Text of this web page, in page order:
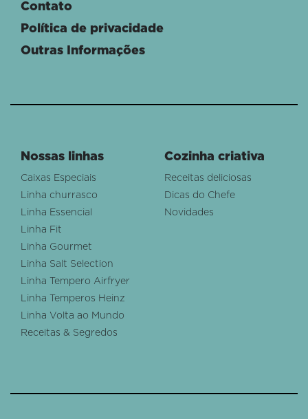
Contato
Política de privacidade
Outras Informações
Nossas linhas
Caixas Especiais
Linha churrasco
Linha Essencial
Linha Fit
Linha Gourmet
Linha Salt Selection
Linha Tempero Airfryer
Linha Temperos Heinz
Linha Volta ao Mundo
Receitas & Segredos
Cozinha criativa
Receitas deliciosas
Dicas do Chefe
Novidades